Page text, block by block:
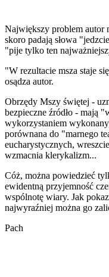
Największy problem autor
skoro padają słowa
"pije tylko ten
"W rezultacie msza staje
osądza autor.
Obrzędy Mszy świętej -
bezpieczne źródło - mają
wykorzystaniem
porównana do "marnego
eucharystycznych,
wzmacnia klerykalizm...
Cóż, można powiedzieć
ewidentną przyjemność
wspólnotę wiary. Jak
najwyraźniej można go
Pach